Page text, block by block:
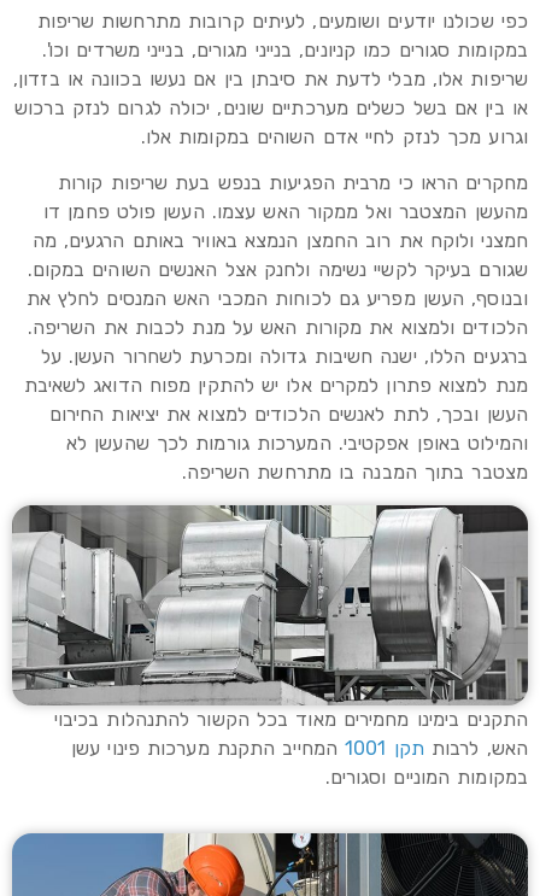
כפי שכולנו יודעים ושומעים, לעיתים קרובות מתרחשות שריפות
במקומות סגורים כמו קניונים, בנייני מגורים, בנייני משרדים וכו'.
שריפות אלו, מבלי לדעת את סיבתן בין אם נעשו בכוונה או בזדון,
או בין אם בשל כשלים מערכתיים שונים, יכולה לגרום לנזק ברכוש
וגרוע מכך לנזק לחיי אדם השוהים במקומות אלו.
מחקרים הראו כי מרבית הפגיעות בנפש בעת שריפות קורות
מהעשן המצטבר ואל ממקור האש עצמו. העשן פולט פחמן דו
חמצני ולוקח את רוב החמצן הנמצא באוויר באותם הרגעים, מה
שגורם בעיקר לקשיי נשימה ולחנק אצל האנשים השוהים במקום.
ובנוסף, העשן מפריע גם לכוחות המכבי האש המנסים לחלץ את
הלכודים ולמצוא את מקורות האש על מנת לכבות את השריפה.
ברגעים הללו, ישנה חשיבות גדולה ומכרעת לשחרור העשן. על
מנת למצוא פתרון למקרים אלו יש להתקין מפוח הדואג לשאיבת
העשן ובכך, לתת לאנשים הלכודים למצוא את יציאות החירום
והמילוט באופן אפקטיבי. המערכות גורמות לכך שהעשן לא
מצטבר בתוך המבנה בו מתרחשת השריפה.
התקנים בימינו מחמירים מאוד בכל הקשור להתנהלות בכיבוי
האש, לרבות תקן 1001
המחייב התקנת מערכות פינוי עשן
במקומות המוניים וסגורים.